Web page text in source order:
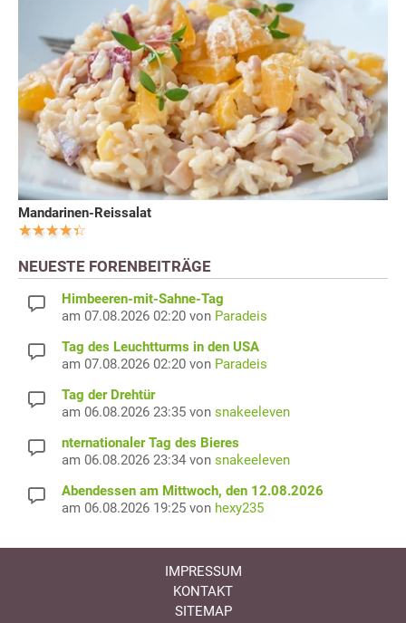
Mandarinen-Reissalat
NEUESTE FORENBEITRÄGE
Himbeeren-mit-Sahne-Tag
am 07.08.2026 02:20 von Paradeis
Tag des Leuchtturms in den USA
am 07.08.2026 02:20 von Paradeis
Tag der Drehtür
am 06.08.2026 23:35 von snakeeleven
nternationaler Tag des Bieres
am 06.08.2026 23:34 von snakeeleven
Abendessen am Mittwoch, den 12.08.2026
am 06.08.2026 19:25 von hexy235
IMPRESSUM
KONTAKT
SITEMAP